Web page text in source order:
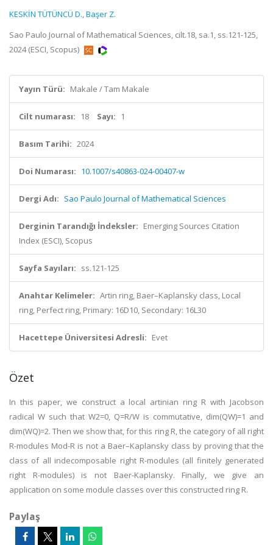
KESKİN TÜTÜNCÜ D.,Başer Z.
Sao Paulo Journal of Mathematical Sciences, cilt.18, sa.1, ss.121-125,
2024 (ESCI, Scopus)
Yayın Türü: Makale / Tam Makale
Cilt numarası: 18 Sayı: 1
Basım Tarihi: 2024
Doi Numarası: 10.1007/s40863-024-00407-w
Dergi Adı: Sao Paulo Journal of Mathematical Sciences
Derginin Tarandığı İndeksler: Emerging Sources Citation
Index (ESCI), Scopus
Sayfa Sayıları: ss.121-125
Anahtar Kelimeler: Artin ring, Baer–Kaplansky class, Local
ring, Perfect ring, Primary: 16D10, Secondary: 16L30
Hacettepe Üniversitesi Adresli: Evet
Özet
In this paper, we construct a local artinian ring R with Jacobson
radical W such that W2=0, Q=R/W is commutative, dim(QW)=1 and
dim(WQ)=2. Then we show that, for this ring R, the category of all right
R-modules Mod-R is not a Baer–Kaplansky class by proving that the
class of all indecomposable right R-modules (all finitely generated
right R-modules) is not Baer-Kaplansky. Finally, we give an
application on some module classes over this constructed ring R.
Paylaş